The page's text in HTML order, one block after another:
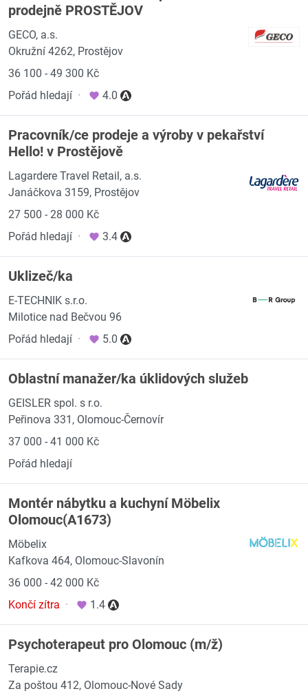
prodejně PROSTĚJOV
GECO, a.s.
Okružní 4262, Prostějov
36 100 - 49 300 Kč
Pořád hledají · 4.0
Pracovník/ce prodeje a výroby v pekařství
Hello! v Prostějově
Lagardere Travel Retail, a.s.
Janáčkova 3159, Prostějov
27 500 - 28 000 Kč
Pořád hledají · 3.4
Uklizeč/ka
E-TECHNIK s.r.o.
Milotice nad Bečvou 96
Pořád hledají · 5.0
Oblastní manažer/ka úklidových služeb
GEISLER spol. s r.o.
Peřinova 331, Olomouc-Černovír
37 000 - 41 000 Kč
Pořád hledají
Montér nábytku a kuchyní Möbelix
Olomouc(A1673)
Möbelix
Kafkova 464, Olomouc-Slavonín
36 000 - 42 000 Kč
Končí zítra · 1.4
Psychoterapeut pro Olomouc (m/ž)
Terapie.cz
Za poštou 412, Olomouc-Nové Sady